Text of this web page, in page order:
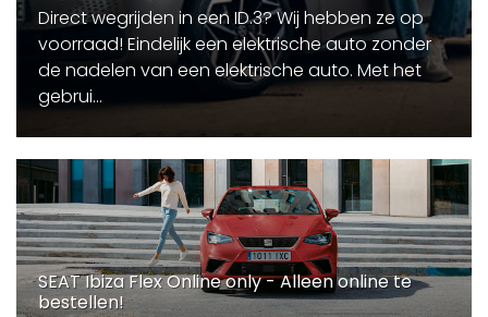
Direct wegrijden in een ID.3? Wij hebben ze op
voorraad! Eindelijk een elektrische auto zonder
de nadelen van een elektrische auto. Met het
gebrui...
SEAT Ibiza Flex Online only - Alleen online te
bestellen!